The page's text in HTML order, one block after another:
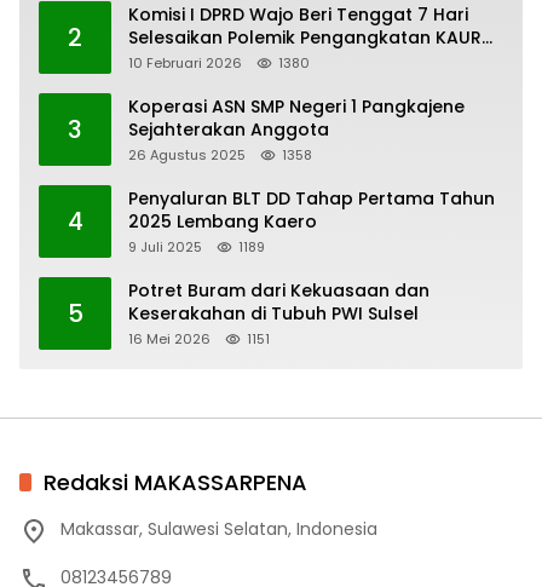
2
Komisi I DPRD Wajo Beri Tenggat 7 Hari
Selesaikan Polemik Pengangkatan KAUR
Keuangan Desa Bau-Bau
10 Februari 2026 1380
3
Koperasi ASN SMP Negeri 1 Pangkajene
Sejahterakan Anggota
26 Agustus 2025 1358
4
Penyaluran BLT DD Tahap Pertama Tahun
2025 Lembang Kaero
9 Juli 2025 1189
5
Potret Buram dari Kekuasaan dan
Keserakahan di Tubuh PWI Sulsel
16 Mei 2026 1151
Redaksi MAKASSARPENA
Makassar, Sulawesi Selatan, Indonesia
08123456789